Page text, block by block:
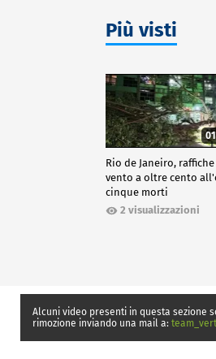
Più visti
Rio de Janeiro,
vento a oltre cento
cinque morti
2 visualizzazioni
Alcuni video presenti in questa sezione
rimozione inviando una mail a: